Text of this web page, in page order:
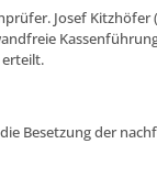
Josef Kitzhöfer
Besetzung der